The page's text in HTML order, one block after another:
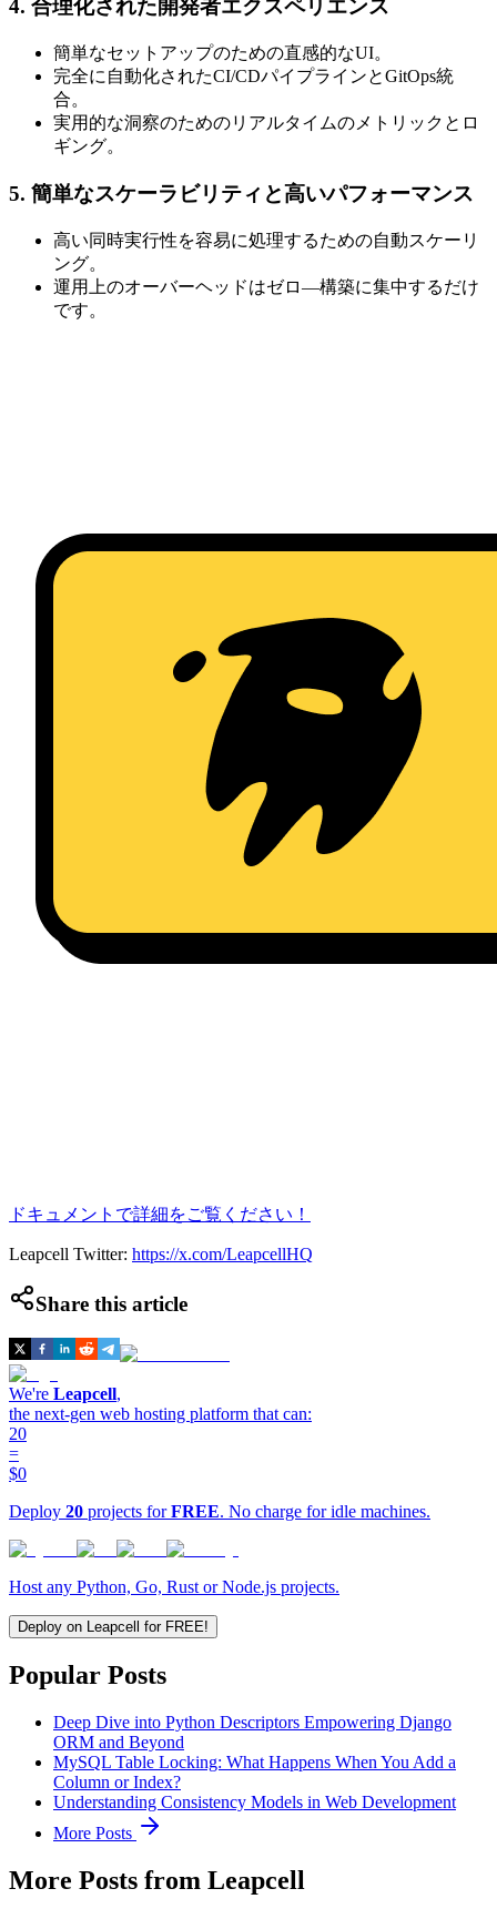
4. 合理化された開発者エクスペリエンス
簡単なセットアップのための直感的なUI。
完全に自動化されたCI/CDパイプラインとGitOps統
合。
実用的な洞察のためのリアルタイムのメトリックとロ
ギング。
5. 簡単なスケーラビリティと高いパフォーマンス
高い同時実行性を容易に処理するための自動スケーリ
ング。
運用上のオーバーヘッドはゼロ—構築に集中するだけ
です。
ドキュメントで詳細をご覧ください！
Leapcell Twitter: https://x.com/LeapcellHQ
Share this article
We're Leapcell,
the next-gen web hosting platform that can:
20
=
$0
Deploy 20 projects forFREE. No charge for idle machines.
Host any Python, Go, Rust or Node.js projects.
Deploy on Leapcell for FREE!
Popular Posts
Deep Dive into Python Descriptors Empowering Django
ORM and Beyond
MySQL Table Locking: What Happens When You Add a
Column or Index?
Understanding Consistency Models in Web Development
More Posts
More Posts from Leapcell